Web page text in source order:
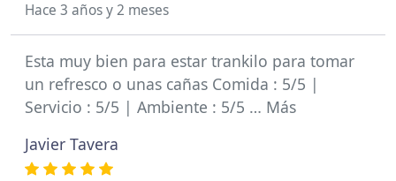
Hace 3 años y 2 meses
Esta muy bien para estar trankilo para tomar
un refresco o unas cañas Comida : 5/5 |
Servicio : 5/5 | Ambiente : 5/5 … Más
Javier Tavera